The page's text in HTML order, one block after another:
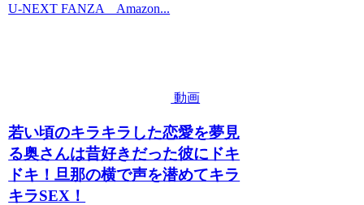
U-NEXT FANZA Amazon...
動画
若い頃のキラキラした恋愛を夢見
る奥さんは昔好きだった彼にドキ
ドキ！旦那の横で声を潜めてキラ
キラSEX！